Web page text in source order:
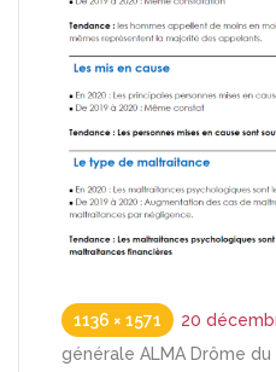
1136 × 1571 20
générale ALMA Drôme